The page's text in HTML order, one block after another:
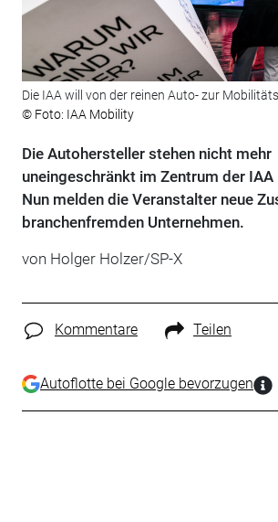
Die IAA will von der reinen Auto- zur
© Foto: IAA Mobility
Die Autohersteller stehen nicht mehr
uneingeschränkt im Zentrum der IAA
Nun melden die Veranstalter neue
branchenfremden Unternehmen.
von Holger Holzer/SP-X
Kommentare Teilen
Autoflotte bei Google bevorzugen